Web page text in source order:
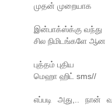
முதன் முறையாக
இன்பாக்ஸ்க்கு வந்து
சில நிமிடங்களே ஆன
புத்தம் புதிய
மெஹா ஹிட் sms//
எப்படி அது,.. நான்